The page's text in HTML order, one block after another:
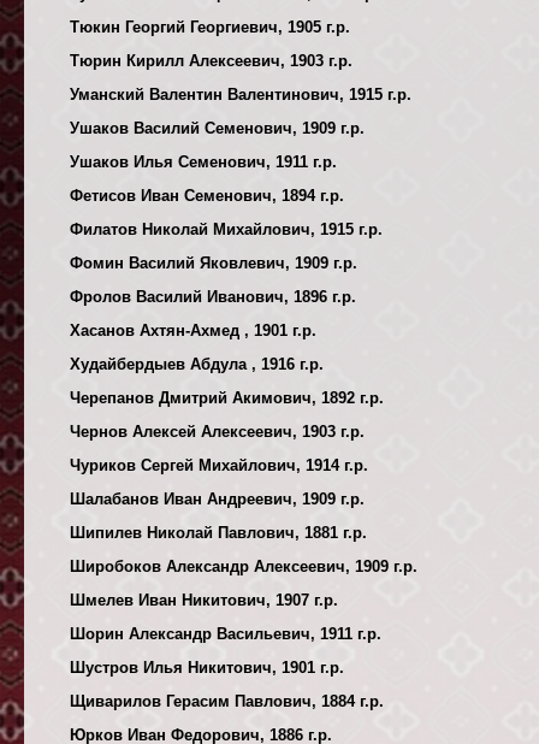
Тюкин Георгий Георгиевич, 1905 г.р.
Тюрин Кирилл Алексеевич, 1903 г.р.
Уманский Валентин Валентинович, 1915 г.р.
Ушаков Василий Семенович, 1909 г.р.
Ушаков Илья Семенович, 1911 г.р.
Фетисов Иван Семенович, 1894 г.р.
Филатов Николай Михайлович, 1915 г.р.
Фомин Василий Яковлевич, 1909 г.р.
Фролов Василий Иванович, 1896 г.р.
Хасанов Ахтян-Ахмед , 1901 г.р.
Худайбердыев Абдула , 1916 г.р.
Черепанов Дмитрий Акимович, 1892 г.р.
Чернов Алексей Алексеевич, 1903 г.р.
Чуриков Сергей Михайлович, 1914 г.р.
Шалабанов Иван Андреевич, 1909 г.р.
Шипилев Николай Павлович, 1881 г.р.
Широбоков Александр Алексеевич, 1909 г.р.
Шмелев Иван Никитович, 1907 г.р.
Шорин Александр Васильевич, 1911 г.р.
Шустров Илья Никитович, 1901 г.р.
Щиварилов Герасим Павлович, 1884 г.р.
Юрков Иван Федорович, 1886 г.р.